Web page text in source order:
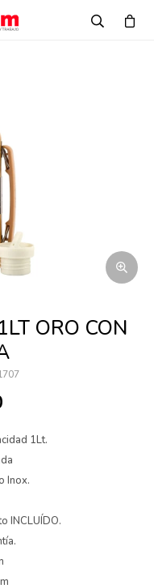
ORO CON
1Lt.
Inox.
INCLUÍDO.